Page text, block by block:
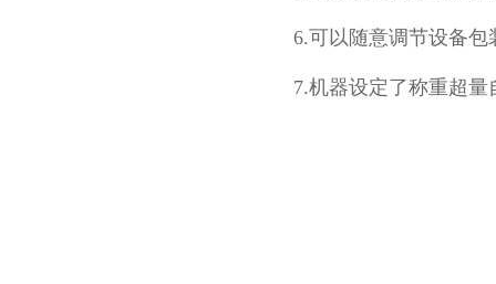
6.可以随意调节设备包
7.机器设定了称重超量